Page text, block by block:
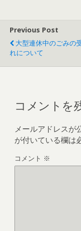
Previous Post
大型連休中のごみの
れについて
コメントを
メールアドレスが
が付いている欄は
コメント ※